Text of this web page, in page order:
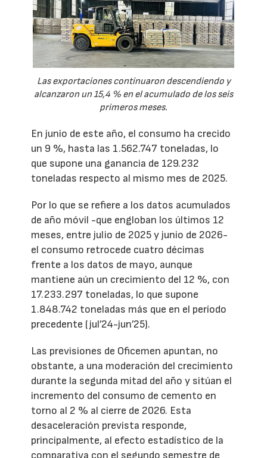
Las exportaciones continuaron descendiendo y
alcanzaron un 15,4 % en el acumulado de los seis
primeros meses.
En junio de este año, el consumo ha crecido
un 9 %, hasta las 1.562.747 toneladas, lo
que supone una ganancia de 129.232
toneladas respecto al mismo mes de 2025.
Por lo que se refiere a los datos acumulados
de año móvil -que engloban los últimos 12
meses, entre julio de 2025 y junio de 2026-
el consumo retrocede cuatro décimas
frente a los datos de mayo, aunque
mantiene aún un crecimiento del 12 %, con
17.233.297 toneladas, lo que supone
1.848.742 toneladas más que en el período
precedente (jul’24-jun’25).
Las previsiones de Oficemen apuntan, no
obstante, a una moderación del crecimiento
durante la segunda mitad del año y sitúan el
incremento del consumo de cemento en
torno al 2 % al cierre de 2026. Esta
desaceleración prevista responde,
principalmente, al efecto estadístico de la
comparativa con el segundo semestre de